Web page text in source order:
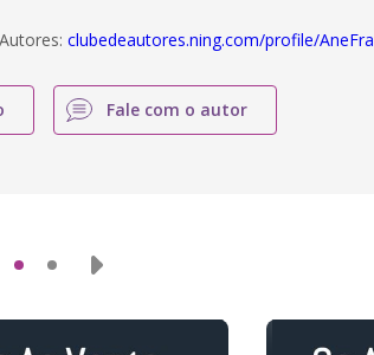
clubedeautores.ning.com/profile/
Fale com o autor